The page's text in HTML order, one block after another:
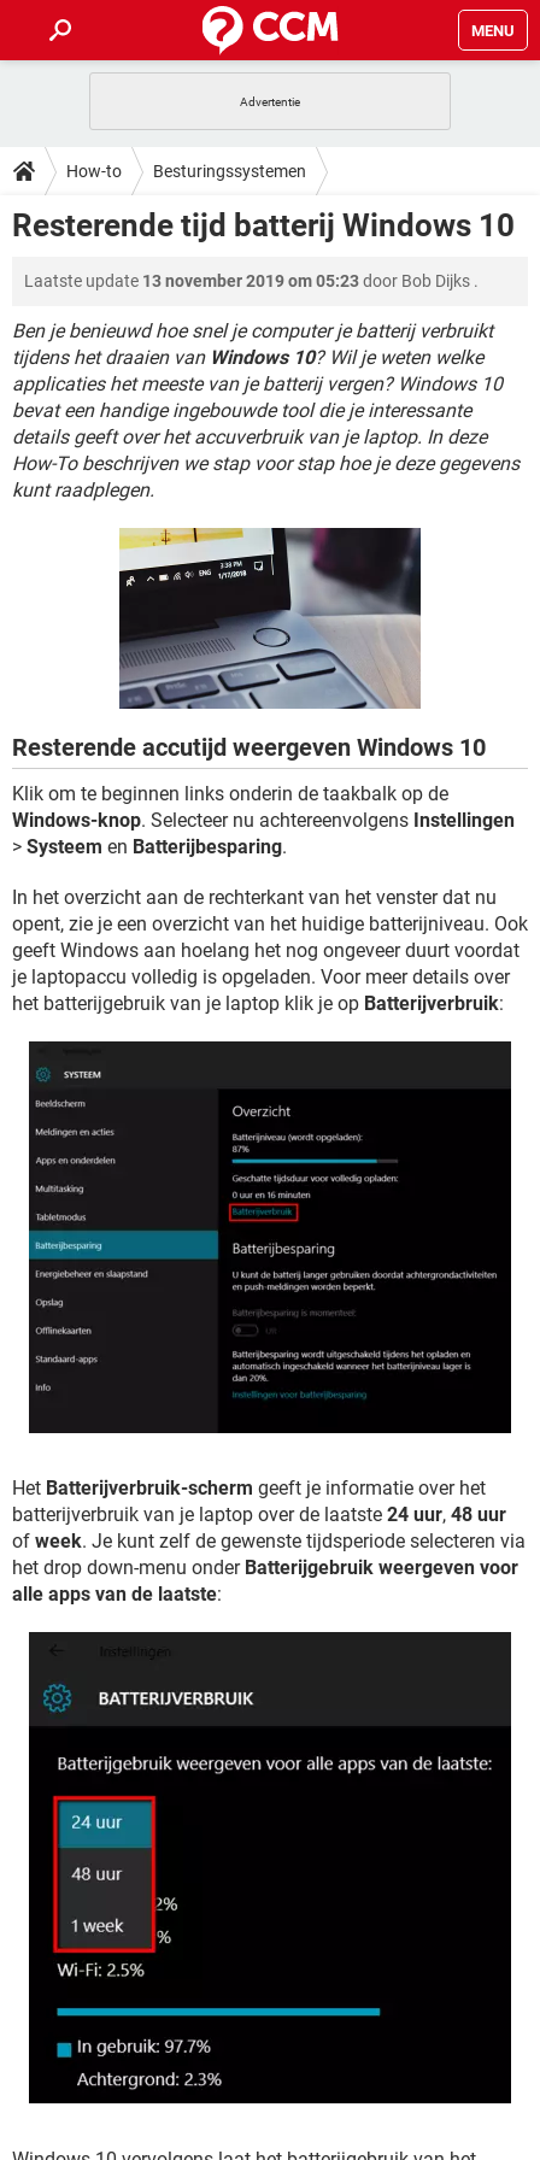
MENU
INSTAGRAM WINDOWS 10
NETFLIX CORONAVIRUS
HOW-TO
VIDEOBELLEN GAMES
INSTAGRAM WINDOWS 10
NETFLIX CORONAVIRUS
GRATIS SNAPCHAT
TIKTOK
DOWNLOADS
NETFLIX CORONAVIRUS
GRATIS SNAPCHAT
FORUM
VIDEOBELLEN GAMES
INSTAGRAM WINDOWS 10
NETFLIX CORONAVIRUS
GRATIS SNAPCHAT
TIKTOK
ARTIKELEN
VIDEOBELLEN GAMES
WINDOWS 10
NETFLIX CORONAVIRUS
How-to Besturingssystemen
Resterende tijd batterij Windows 10
Laatste update 13 november 2019 om 05:23door Bob Dijks .
Ben je benieuwd hoe snel je computer je batterij verbruikt
tijdens het draaien van Windows 10? Wil je weten welke
applicaties het meeste van je batterij vergen? Windows 10
bevat een handige ingebouwde tool die je interessante
details geeft over het accuverbruik van je laptop. In deze
How-To beschrijven we stap voor stap hoe je deze gegevens
kunt raadplegen.
Resterende accutijd weergeven Windows 10
Klik om te beginnen links onderin de taakbalk op de
Windows-knop. Selecteer nu achtereenvolgens Instellingen
> Systeem en Batterijbesparing.
In het overzicht aan de rechterkant van het venster dat nu
opent, zie je een overzicht van het huidige batterijniveau. Ook
geeft Windows aan hoelang het nog ongeveer duurt voordat
je laptopaccu volledig is opgeladen. Voor meer details over
het batterijgebruik van je laptop klik je op Batterijverbruik:
Het Batterijverbruik-scherm geeft je informatie over het
batterijverbruik van je laptop over de laatste 24 uur, 48 uur
of week. Je kunt zelf de gewenste tijdsperiode selecteren via
het drop down-menu onder Batterijgebruik weergeven voor
alle apps van de laatste: